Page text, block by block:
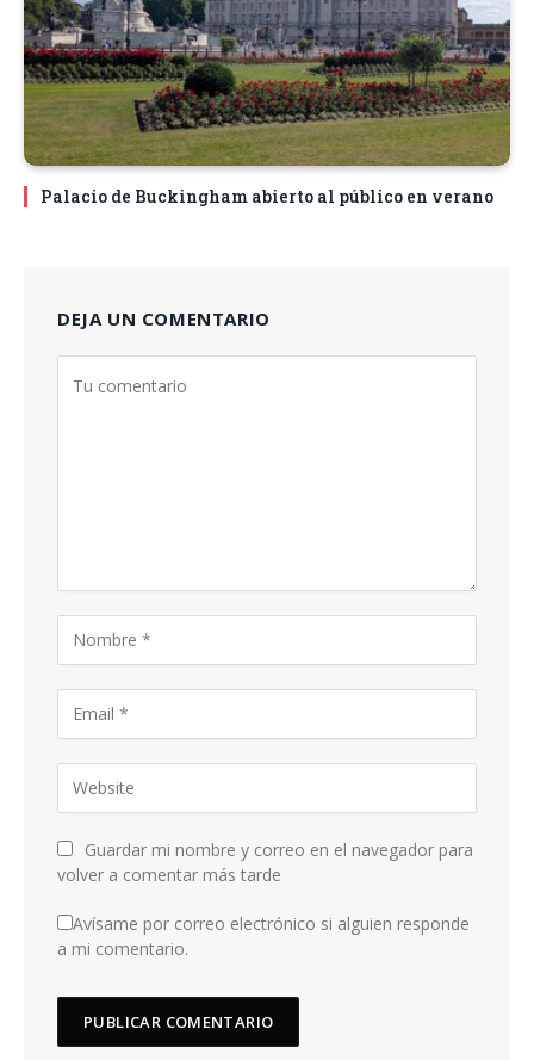
Palacio de Buckingham abierto al público en verano
DEJA UN COMENTARIO
Guardar mi nombre y correo en el navegador para
volver a comentar más tarde
Avísame por correo electrónico si alguien responde
a mi comentario.